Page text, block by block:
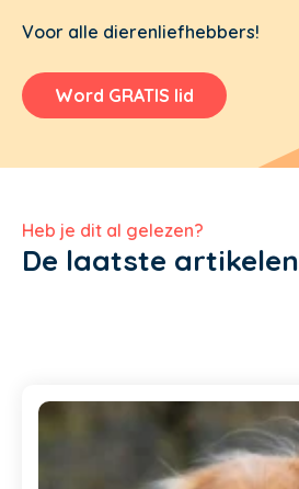
Voor alle dierenliefhebbers!
Word GRATIS lid
Heb je dit al gelezen?
De laatste artikelen